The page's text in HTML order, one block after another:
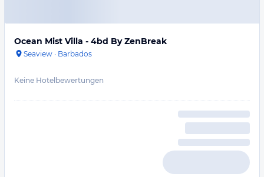
Ocean Mist Villa - 4bd By ZenBreak
Seaview · Barbados
Keine Hotelbewertungen